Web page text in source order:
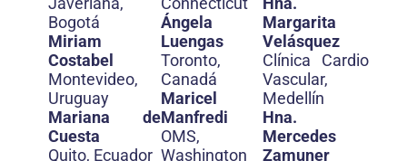
Bogotá
Miriam
Costabel
Montevideo,
Uruguay
Mariana de
Cuesta
Quito, Ecuador
Ángela
Luengas
Toronto,
Canadá
Maricel
Manfredi
OMS,
Washington
Margarita
Velásquez
Clínica Cardio
Vascular,
Medellín
Hna.
Mercedes
Zamuner